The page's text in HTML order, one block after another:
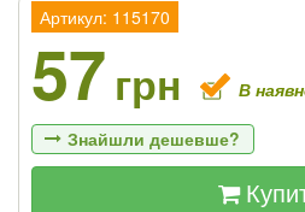
Артикул: 115170
57 грн В
Знайшли дешевше?